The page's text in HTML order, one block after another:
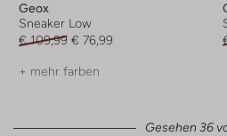
Geox
Sneaker Low
€ 109,99 € 76,99
+ mehr farben
Gesehen 36